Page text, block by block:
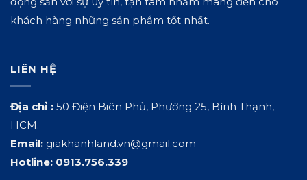
khách hàng những sản phẩm tốt nhất.
LIÊN HỆ
Địa chỉ : 50 Điện Biên Phủ, Phường 25, Bình Thạnh,
HCM.
Email: giakhanhland.vn@gmail.com
Hotline: 0913.756.339